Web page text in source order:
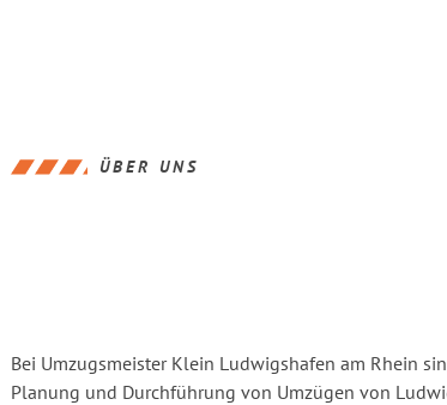
ÜBER UNS
Bei Umzugsmeister Klein Ludwigshafen am Rhein
Planung und Durchführung von Umzügen von